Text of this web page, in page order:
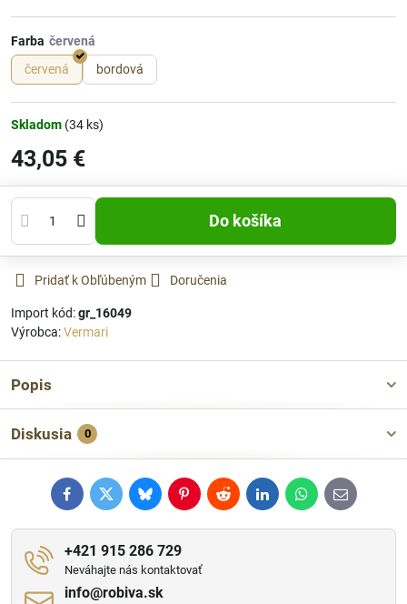
Farba
červená
bordová
Skladom (34 ks)
43,05 €
Do košíka
Pridať k Obľúbeným Doručenia
Import kód:gr_16049
Výrobca:Vermari
Popis
Diskusia 0
FacebookTwitterBlueskyPinterestRedditLinkedInWhatsApp
E-
mail
+421 915 286 729
Neváhajte nás kontaktovať
info​@robiva​.sk